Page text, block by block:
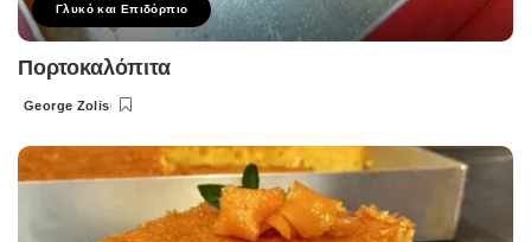
Γλυκό και Επιδόρπιο
Πορτοκαλόπιτα
Posted
George Zolis